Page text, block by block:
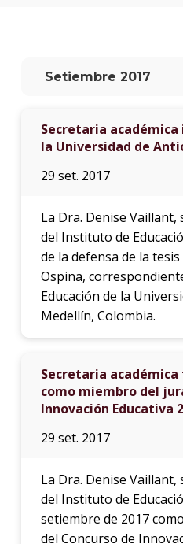
Setiembre 2017
Secretaria
la Universidad de
29 set. 2017
La Dra. Denise Vaillant,
del Instituto de
de la defensa de la
Ospina,
Educación de la
Medellín, Colombia.
Secretaria
como miembro del
Innovación Educativa
29 set. 2017
La Dra. Denise Vaillant,
del Instituto de
setiembre de 2017
del Concurso de